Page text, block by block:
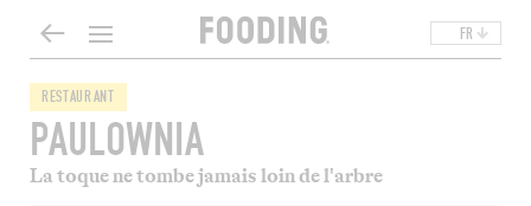
FR
RESTAURANT
PAULOWNIA
La toque ne tombe jamais loin de l'arbre